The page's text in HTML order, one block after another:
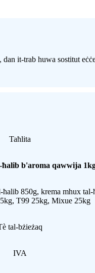
it-trab huwa sostitut
Taħlita
b'aroma qawwija
850g, krema mhux tal-
T99 25kg, Mixue 25kg
tal-bżieżaq
IVA